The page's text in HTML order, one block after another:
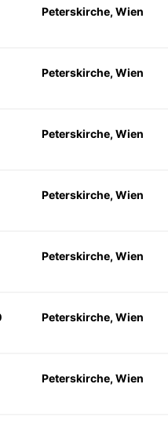
Peterskirche, Wien
Peterskirche, Wien
Peterskirche, Wien
Peterskirche, Wien
Peterskirche, Wien
Peterskirche, Wien
Peterskirche, Wien